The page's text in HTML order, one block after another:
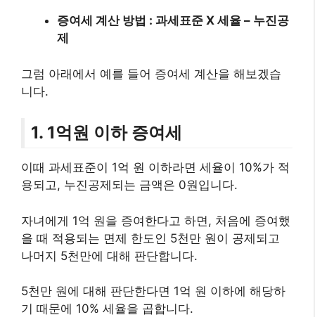
증여세 계산 방법 : 과세표준 X 세율 – 누진공
제
그럼 아래에서 예를 들어 증여세 계산을 해보겠습
니다.
1. 1억원 이하 증여세
이때 과세표준이 1억 원 이하라면 세율이 10%가 적
용되고, 누진공제되는 금액은 0원입니다.
자녀에게 1억 원을 증여한다고 하면, 처음에 증여했
을 때 적용되는 면제 한도인 5천만 원이 공제되고
나머지 5천만에 대해 판단합니다.
5천만 원에 대해 판단한다면 1억 원 이하에 해당하
기 때문에 10% 세율을 곱합니다.